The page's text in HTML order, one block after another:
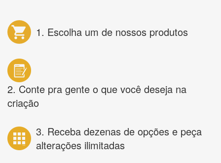
1. Escolha um de nossos produtos
2. Conte pra gente o que você deseja na
criação
3. Receba dezenas de opções e peça
alterações ilimitadas